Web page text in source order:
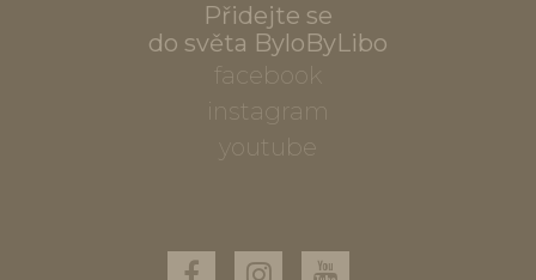
Přidejte se
do světa ByloByLibo
facebook
instagram
youtube